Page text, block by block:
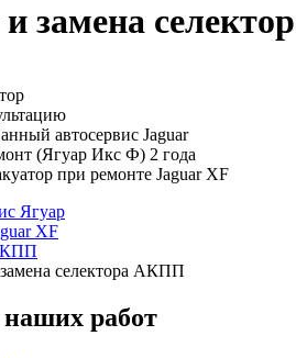
замена
автосервис Jaguar
(Ягуар Икс Ф) 2 года
при ремонте Jaguar XF
Ягуар
XF
селектора АКПП
работ